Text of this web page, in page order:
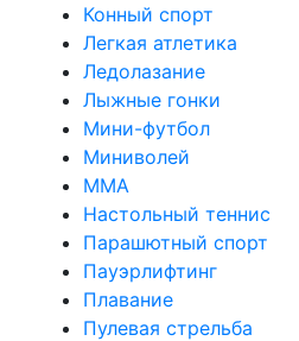
Конный спорт
Легкая атлетика
Ледолазание
Лыжные гонки
Мини-футбол
Миниволей
ММА
Настольный теннис
Парашютный спорт
Пауэрлифтинг
Плавание
Пулевая стрельба